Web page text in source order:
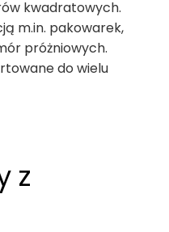
kwadratowych.
m.in. pakowarek,
próżniowych.
do wielu
z